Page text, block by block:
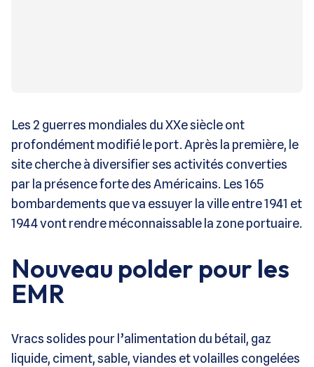
Les 2 guerres mondiales du XXe siècle ont
profondément modifié le port. Après la première, le
site cherche à diversifier ses activités converties
par la présence forte des Américains. Les 165
bombardements que va essuyer la ville entre 1941 et
1944 vont rendre méconnaissable la zone portuaire.
Nouveau polder pour les
EMR
Vracs solides pour l’alimentation du bétail, gaz
liquide, ciment, sable, viandes et volailles congelées